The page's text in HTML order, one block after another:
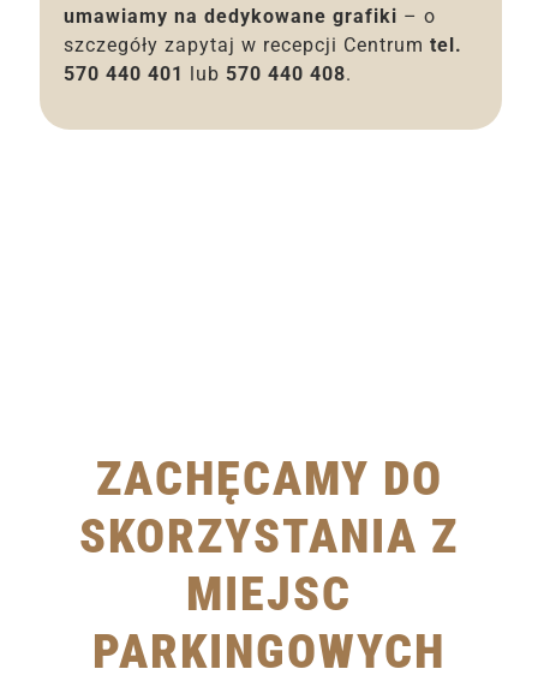
umawiamy na dedykowane grafiki – o
szczegóły zapytaj w recepcji Centrum tel.
570 440 401 lub 570 440 408.
ZACHĘCAMY DO
SKORZYSTANIA Z
MIEJSC
PARKINGOWYCH